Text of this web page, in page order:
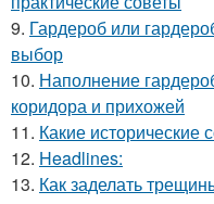
9. Гардероб или
выбор
10. Наполнение
коридора и прихожей
11. Какие
12. Headlines:
13. Как заделать